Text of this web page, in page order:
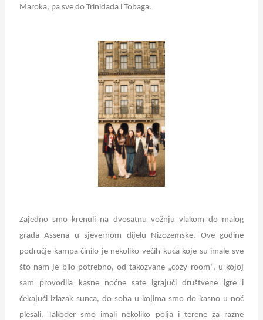
Maroka, pa sve do Trinidada i Tobaga.
Zajedno smo krenuli na dvosatnu vožnju vlakom do malog
grada Assena u sjevernom dijelu Nizozemske. Ove godine
područje kampa činilo je nekoliko većih kuća koje su imale sve
što nam je bilo potrebno, od takozvane „cozy room“, u kojoj
sam provodila kasne noćne sate igrajući društvene igre i
čekajući izlazak sunca, do soba u kojima smo do kasno u noć
plesali. Također smo imali nekoliko polja i terene za razne